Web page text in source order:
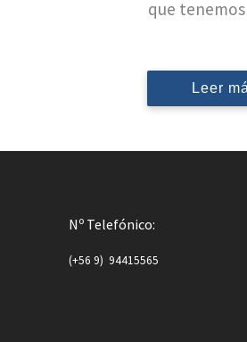
que
Leer
Nº Telefónico:
(+56 9) 94415565